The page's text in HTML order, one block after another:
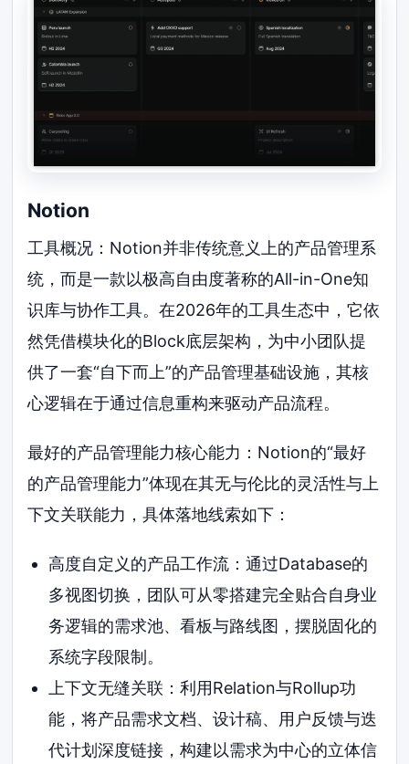
Notion
工具概况：Notion并非传统意义上的产品管理系
统，而是一款以极高自由度著称的All-in-One知
识库与协作工具。在2026年的工具生态中，它依
然凭借模块化的Block底层架构，为中小团队提
供了一套“自下而上”的产品管理基础设施，其核
心逻辑在于通过信息重构来驱动产品流程。
最好的产品管理能力核心能力：Notion的“最好
的产品管理能力”体现在其无与伦比的灵活性与上
下文关联能力，具体落地线索如下：
高度自定义的产品工作流：通过Database的
多视图切换，团队可从零搭建完全贴合自身业
务逻辑的需求池、看板与路线图，摆脱固化的
系统字段限制。
上下文无缝关联：利用Relation与Rollup功
能，将产品需求文档、设计稿、用户反馈与迭
代计划深度链接，构建以需求为中心的立体信